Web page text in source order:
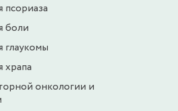
псориаза
боли
глаукомы
храпа
онкологии и